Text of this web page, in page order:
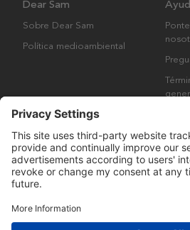
Dear Sam
Sobre Dear Sam
Política medioambiental
Derechos de autor © Many Brands AB